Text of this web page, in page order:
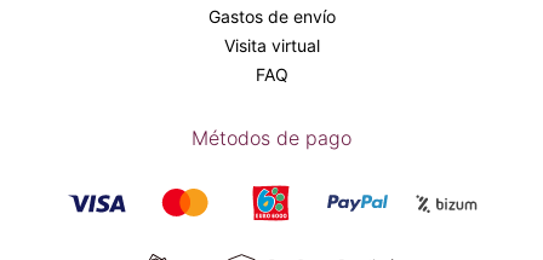
Gastos de envío
Visita virtual
FAQ
Métodos de pago